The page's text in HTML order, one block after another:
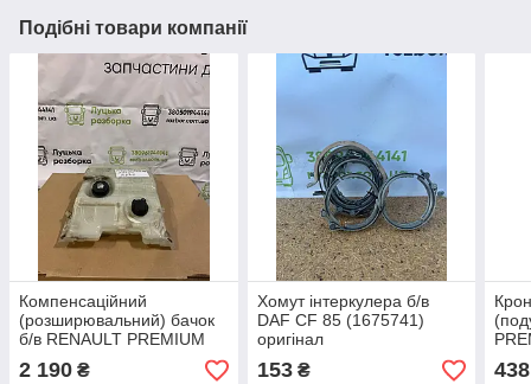
Подібні товари компанії
Компенсаційний
(розширювальний) бачок
б/в RENAULT PREMIUM
(7422066749) оригінал
2 190 ₴
Хомут інтеркулера б/в
DAF CF 85 (1675741)
оригінал
153₴ 438